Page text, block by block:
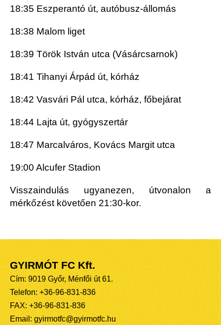
18:35 Eszperantó út, autóbusz-állomás
18:38 Malom liget
18:39 Török István utca (Vásárcsarnok)
18:41 Tihanyi Árpád út, kórház
18:42 Vasvári Pál utca, kórház, főbejárat
18:44 Lajta út, gyógyszertár
18:47 Marcalváros, Kovács Margit utca
19:00 Alcufer Stadion
Visszaindulás ugyanezen, útvonalon a
mérkőzést követően 21:30-kor.
GYIRMÓT FC Kft.
Cím: 9019 Győr, Ménfői út 61.
Telefon: +36-96-831-836
FAX: +36-96-831-836
Email: gyirmotfc@gyirmotfc.hu